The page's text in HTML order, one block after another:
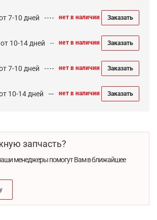
7-10 дней нет в наличии Заказать
10-14 дней нет в наличии Заказать
7-10 дней нет в наличии Заказать
10-14 дней нет в наличии Заказать
запчасть?
менеджеры помогут Вам в ближайшее